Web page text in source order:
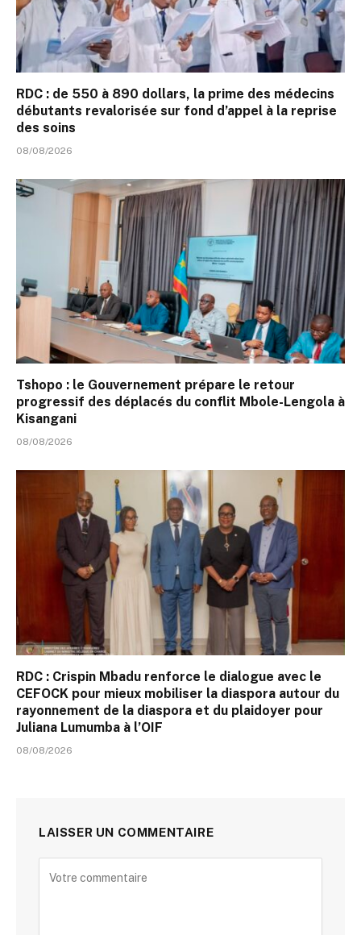
RDC : de 550 à 890 dollars, la prime des médecins
débutants revalorisée sur fond d’appel à la reprise
des soins
08/08/2026
Tshopo : le Gouvernement prépare le retour
progressif des déplacés du conflit Mbole-Lengola à
Kisangani
08/08/2026
RDC : Crispin Mbadu renforce le dialogue avec le
CEFOCK pour mieux mobiliser la diaspora autour du
rayonnement de la diaspora et du plaidoyer pour
Juliana Lumumba à l’OIF
08/08/2026
LAISSER UN COMMENTAIRE